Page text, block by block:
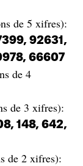
de 5 xifres):
92631,
66607
de 4
de 3 xifres):
148, 642,
de 2 xifres):